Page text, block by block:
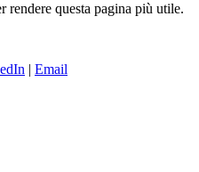
rendere questa pagina più utile.
| Email